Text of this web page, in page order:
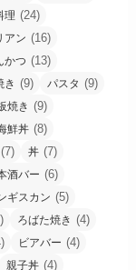
理 (24)
アン (16)
かつ (13)
き (9) パスタ (9)
焼き (9)
鮮丼 (8)
(7) 丼 (7)
酒バー (6)
ギスカン (5)
ろばた焼き (4)
ビアバー (4)
親子丼 (4)